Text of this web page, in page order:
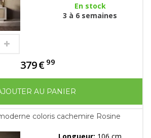
En stock
3 à 6 semaines
379€ 99
AU PANIER
coloris cachemire Rosine
Longueur: 106 cm